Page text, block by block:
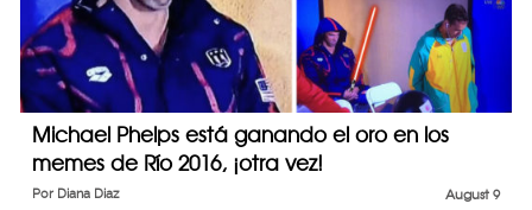
Michael Phelps está ganando el oro en los
memes de Río 2016, ¡otra vez!
August 9
Por Diana Diaz